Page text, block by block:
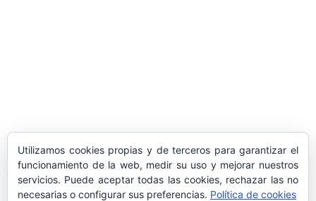
LA DELEGACIÓN DE TARRAGONA
ASISTE INVITADA A LA “CENA DE GALA
DE LAS CUATRO MARINAS”
Utilizamos cookies propias y de terceros para garantizar el
funcionamiento de la web, medir su uso y mejorar nuestros
servicios. Puede aceptar todas las cookies, rechazar las no
necesarias o configurar sus preferencias. Política de cookies